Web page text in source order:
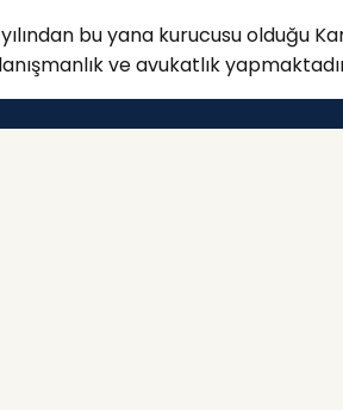
bu yana kurucusu olduğu
ve avukatlık